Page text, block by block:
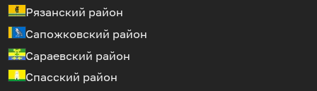
Рязанский район
Сапожковский район
Сараевский район
Спасский район